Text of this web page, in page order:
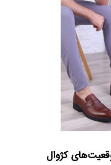
کژوال